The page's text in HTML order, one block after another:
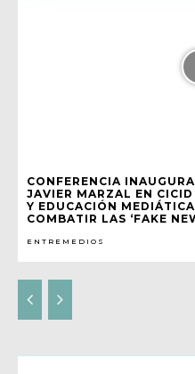
CONFERENCIA
JAVIER MARZAL EN
Y EDUCACIÓN
COMBATIR LAS ‘FAKE
ENTREMEDIOS